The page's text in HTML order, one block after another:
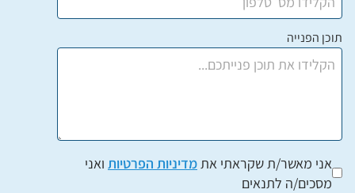
תוכן הפנייה
אני מאשר/ת שקראתי אתמדיניות הפרטיות ואני
מסכים/ה לתנאים